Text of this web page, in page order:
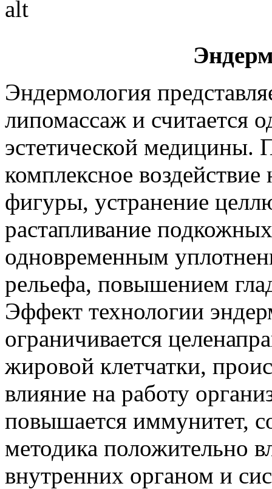
Эндермология
липомассаж и считается
эстетической медицины.
комплексное
фигуры, устранение
растапливание
одновременным
рельефа, повышением
Эффект технологии
ограничивается
жировой клетчатки,
влияние на работу
повышается иммунитет,
методика положительно
внутренних органом и